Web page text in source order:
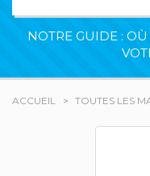
NOTRE GUIDE :
ACCUEIL TOUTES LES